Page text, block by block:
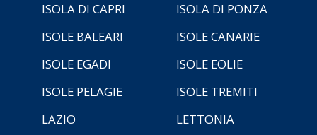
ISOLA DI CAPRI
ISOLA DI PONZA
ISOLE BALEARI
ISOLE CANARIE
ISOLE EGADI
ISOLE EOLIE
ISOLE PELAGIE
ISOLE TREMITI
LAZIO
LETTONIA